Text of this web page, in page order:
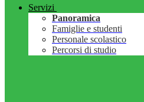
Servizi
Panoramica
Famiglie e studenti
Personale scolastico
Percorsi di studio